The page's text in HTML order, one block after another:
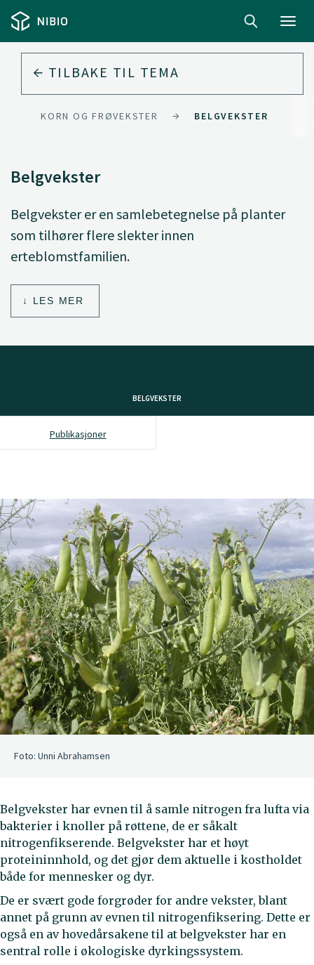
TILBAKE TIL TEMA
KORN OG FRØVEKSTER BELGVEKSTER
Belgvekster
Belgvekster er en samlebetegnelse på planter
som tilhører flere slekter innen
erteblomstfamilien.
LES MER
BELGVEKSTER
Publikasjoner
Foto: Unni Abrahamsen
Belgvekster har evnen til å samle nitrogen fra lufta via
bakterier i knoller på røttene, de er såkalt
nitrogenfikserende. Belgvekster har et høyt
proteininnhold, og det gjør dem aktuelle i kostholdet
både for mennesker og dyr.
De er svært gode forgrøder for andre vekster, blant
annet på grunn av evnen til nitrogenfiksering. Dette er
også en av hovedårsakene til at belgvekster har en
sentral rolle i økologiske dyrkingssystem.